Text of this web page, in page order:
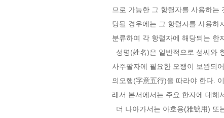
므로 가능한 그 항렬자를 사용하는
당될 경우에는 그 항렬자를 사용하
분류하여 각 항렬자에 해당되는 한
사주팔자에 필요한 오행이 보완되
의오행(字意五行)을 따라야 한다.
래서 본서에서는 주요 한자에 대해